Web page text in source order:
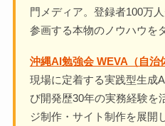
門メディア。登録者100万
参画する本物のノウハウを
沖縄AI勉強会 WEVA（自治
現場に定着する実践型生成
び開発歴30年の実務経験を
ジ制作・サイト制作を展開